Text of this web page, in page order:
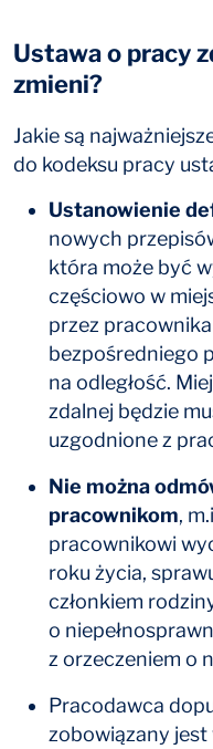
Ustawa o pracy
zmieni?
Jakie są
do kodeksu pracy
Ustanowienie
nowych
która może być
częściowo w
przez
bezpośredniego
na odległość.
zdalnej będzie
uzgodnione z
Nie można
pracownikom,
pracownikowi
roku życia,
członkiem
o
z orzeczeniem o
Pracodawca
zobowiązany